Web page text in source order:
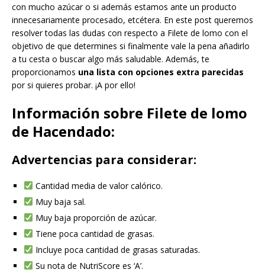
con mucho azúcar o si además estamos ante un producto
innecesariamente procesado, etcétera. En este post queremos
resolver todas las dudas con respecto a Filete de lomo con el
objetivo de que determines si finalmente vale la pena añadirlo
a tu cesta o buscar algo más saludable. Además, te
proporcionamos una lista con opciones extra parecidas
por si quieres probar. ¡A por ello!
Información sobre Filete de lomo
de Hacendado:
Advertencias para considerar:
Cantidad media de valor calórico.
Muy baja sal.
Muy baja proporción de azúcar.
Tiene poca cantidad de grasas.
Incluye poca cantidad de grasas saturadas.
Su nota de NutriScore es ‘A’.